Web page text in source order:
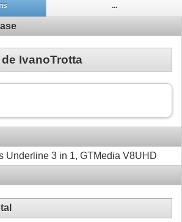
...
IvanoTrotta
Underline 3 in 1, GTMedia V8UHD